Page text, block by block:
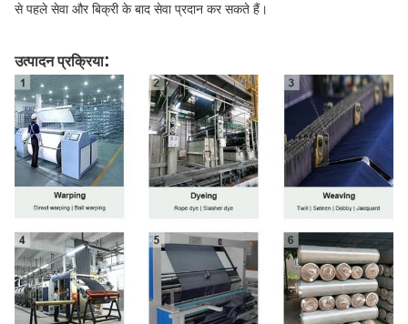
से पहले सेवा और बिक्री के बाद सेवा प्रदान कर सकते हैं।
उत्पादन प्रक्रिया: